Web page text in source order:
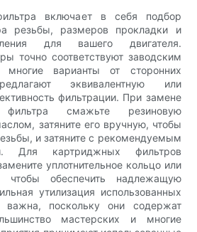
включает в себя подбор
резьбы, размеров прокладки и
для вашего двигателя.
точно соответствуют заводским
многие варианты от сторонних
эквивалентную или
фильтрации. При замене
фильтра смажьте резиновую
затяните его вручную, чтобы
и затяните с рекомендуемым
Для картриджных фильтров
уплотнительное кольцо или
чтобы обеспечить надлежащую
утилизация использованных
важна, поскольку они содержат
мастерских и многие